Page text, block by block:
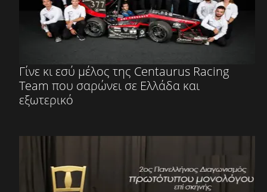
Γίνε κι εσύ μέλος της Centaurus Racing
Team που σαρώνει σε Ελλάδα και
εξωτερικό